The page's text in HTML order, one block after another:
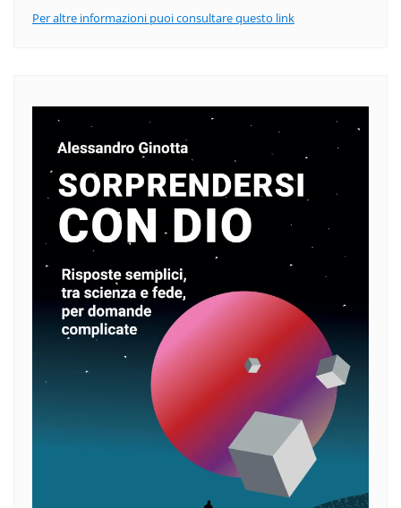
Per altre informazioni puoi consultare questo link